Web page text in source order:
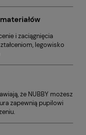
i zaciągnięcia
legowisko
że NUBBY możesz
zapewnią pupilowi